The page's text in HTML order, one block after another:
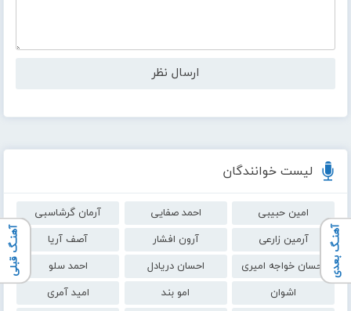
لیست خوانندگان
امین حبیبی احمد صفایی
آرمان گرشاسبی
آرمین زارعی
آرون افشار
آصف آریا
احسان خواجه امیری
احسان دریادل
احمد سلو
اشوان
امو بند
امید آمری
آهنـگ بعدی آهنـگ قبلی